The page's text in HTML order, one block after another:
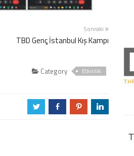
Sonraki
TBD Genç İstanbul Kış Kampı
Category Etkinlik
a b d j